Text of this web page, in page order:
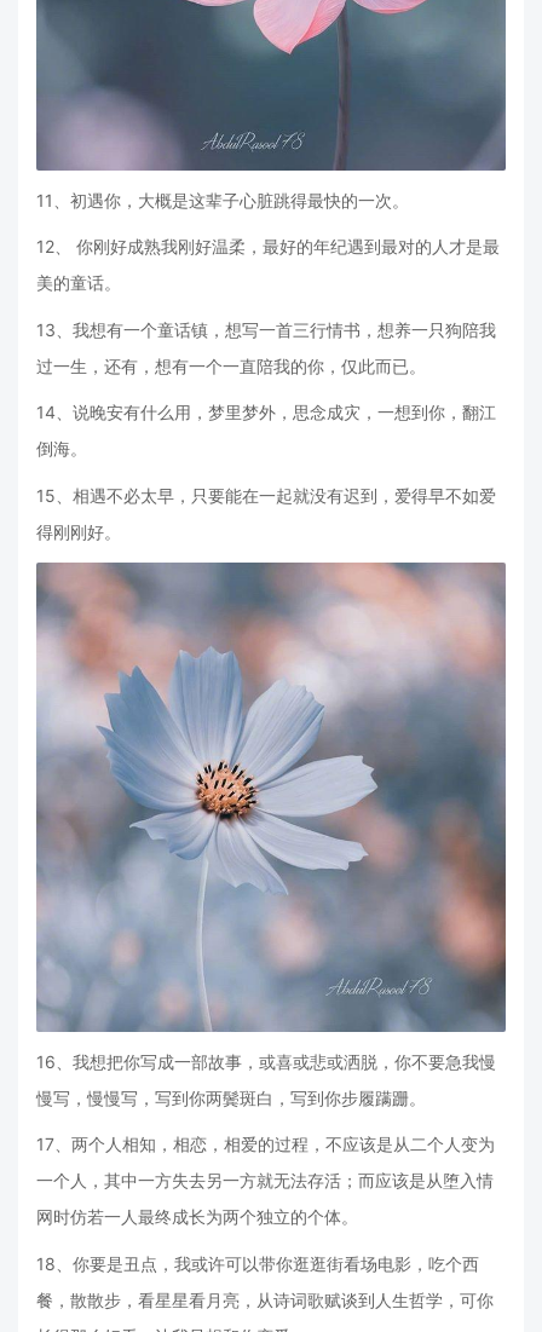
11、初遇你，大概是这辈子心脏跳得最快的一次。
12、 你刚好成熟我刚好温柔，最好的年纪遇到最对的人才是最
美的童话。
13、我想有一个童话镇，想写一首三行情书，想养一只狗陪我
过一生，还有，想有一个一直陪我的你，仅此而已。
14、说晚安有什么用，梦里梦外，思念成灾，一想到你，翻江
倒海。
15、相遇不必太早，只要能在一起就没有迟到，爱得早不如爱
得刚刚好。
16、我想把你写成一部故事，或喜或悲或洒脱，你不要急我慢
慢写，慢慢写，写到你两鬓斑白，写到你步履蹒跚。
17、两个人相知，相恋，相爱的过程，不应该是从二个人变为
一个人，其中一方失去另一方就无法存活；而应该是从堕入情
网时仿若一人最终成长为两个独立的个体。
18、你要是丑点，我或许可以带你逛逛街看场电影，吃个西
餐，散散步，看星星看月亮，从诗词歌赋谈到人生哲学，可你